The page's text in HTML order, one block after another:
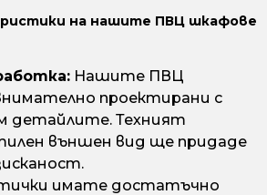
на нашите ПВЦ шкафове
Нашите ПВЦ
проектирани с
детайлите. Техният
външен вид ще придаде
имате достатъчно